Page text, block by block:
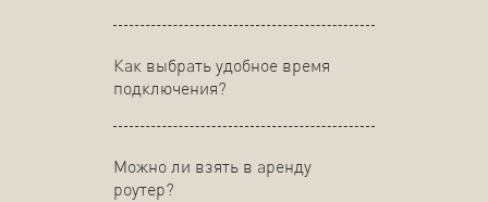
Как выбрать удобное время
подключения?
Можно ли взять в аренду
роутер?